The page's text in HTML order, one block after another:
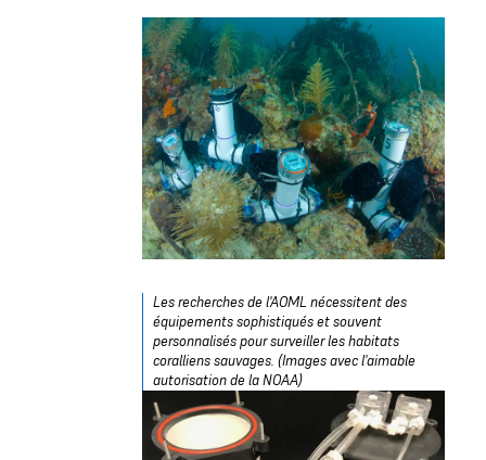
Les recherches de l'AOML nécessitent des
équipements sophistiqués et souvent
personnalisés pour surveiller les habitats
coralliens sauvages. (Images avec l'aimable
autorisation de la NOAA)